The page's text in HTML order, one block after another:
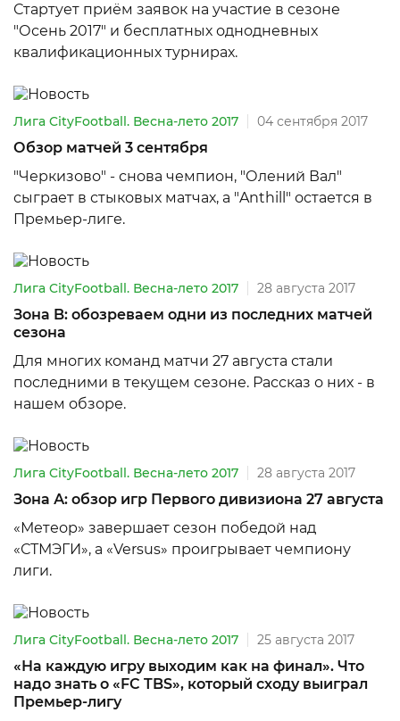
Стартует приём заявок на участие в сезоне
"Осень 2017" и бесплатных однодневных
квалификационных турнирах.
Лига CityFootball. Весна-лето 2017 04 сентября 2017
Обзор матчей 3 сентября
"Черкизово" - снова чемпион, "Олений Вал"
сыграет в стыковых матчах, а "Anthill" остается в
Премьер-лиге.
Лига CityFootball. Весна-лето 2017 28 августа 2017
Зона B: обозреваем одни из последних матчей
сезона
Для многих команд матчи 27 августа стали
последними в текущем сезоне. Рассказ о них - в
нашем обзоре.
Лига CityFootball. Весна-лето 2017 28 августа 2017
Зона А: обзор игр Первого дивизиона 27 августа
«Метеор» завершает сезон победой над
«СТМЭГИ», а «Versus» проигрывает чемпиону
лиги.
Лига CityFootball. Весна-лето 2017 25 августа 2017
«На каждую игру выходим как на финал». Что
надо знать о «FC TBS», который сходу выиграл
Премьер-лигу